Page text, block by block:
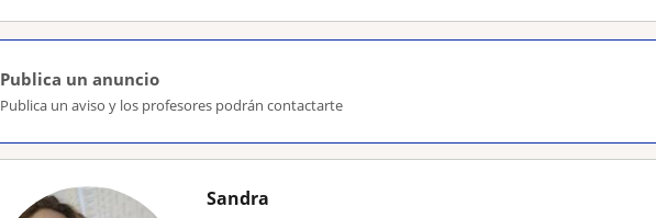
Publica un anuncio
Publica un aviso y los profesores podrán contactarte
Sandra